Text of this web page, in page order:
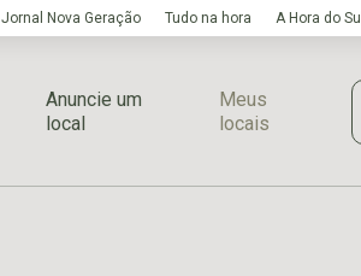
Jornal Nova Geração Tudo na hora A Hora do Sul
Anuncie um
local
Meus
locais